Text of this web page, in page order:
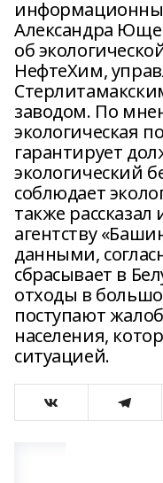
Александра
об
НефтеХим,
заводом. По
экологическая
гарантирует
экологический
соблюдает
также
агентству
данными,
сбрасывает в
отходы в
поступают
населения,
ситуацией.